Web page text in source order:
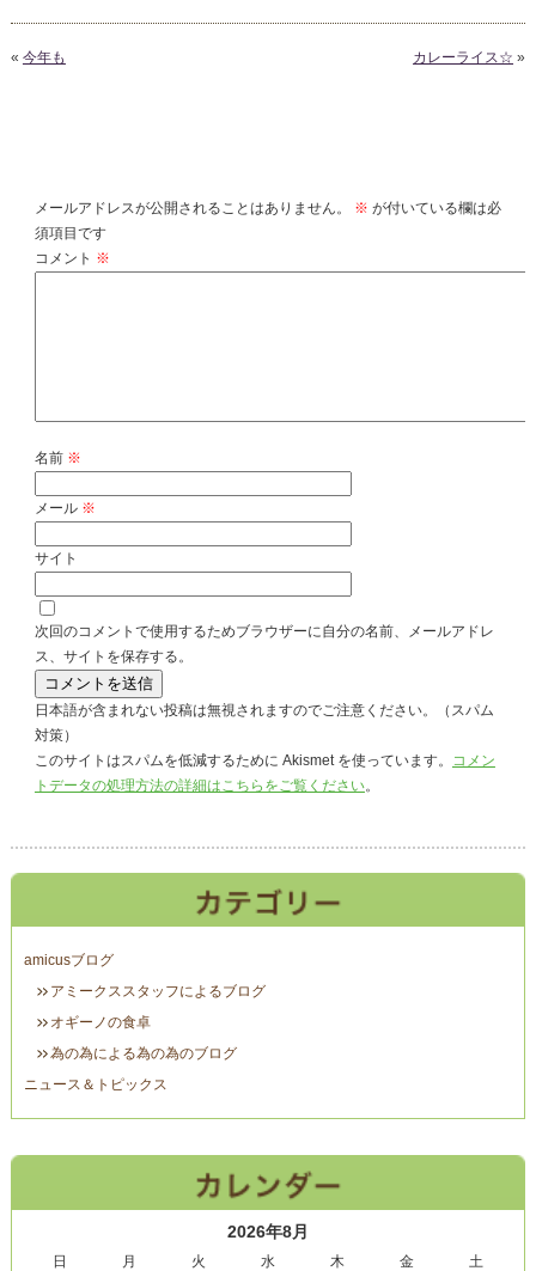
« 今年も カレーライス☆ »
メールアドレスが公開されることはありません。 ※ が付いている欄は必
須項目です
コメント ※
名前 ※
メール ※
サイト
次回のコメントで使用するためブラウザーに自分の名前、メールアドレ
ス、サイトを保存する。
日本語が含まれない投稿は無視されますのでご注意ください。（スパム
対策）
このサイトはスパムを低減するために Akismet を使っています。 コメン
トデータの処理方法の詳細はこちらをご覧ください。
amicusブログ
アミークススタッフによるブログ
オギーノの食卓
為の為による為の為のブログ
ニュース＆トピックス
2026年8月
日 月 火 水 木 金
土